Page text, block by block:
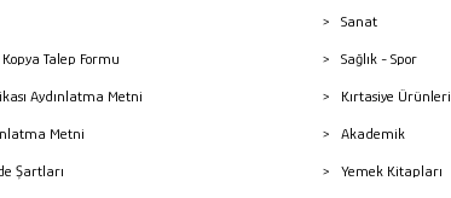
Talep Formu
Aydınlatma Metni
Metni
Şartları
Sanat
Sağlık - Spor
Kırtasiye Ürünleri
Akademik
Yemek Kitapları